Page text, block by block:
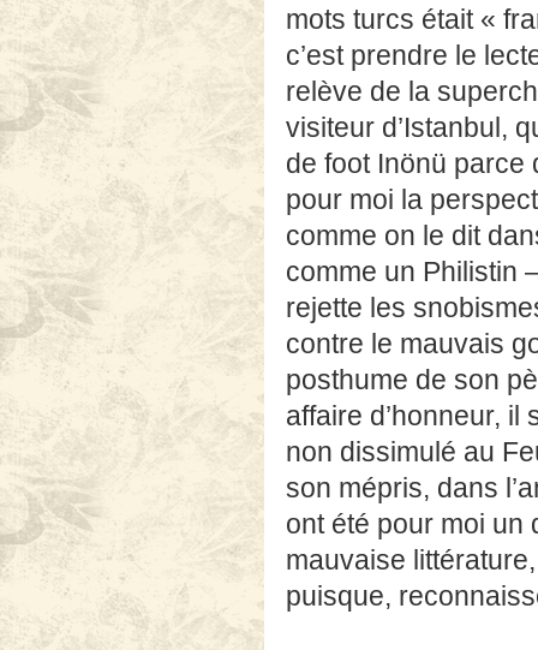
mots turcs était «
c’est prendre le
relève de la
visiteur d’Istanbul,
de foot Inönü parce
pour moi la
comme on le dit
comme un Philistin
rejette les
contre le mauvais
posthume de son
affaire d’honneur, il
non dissimulé au
son mépris, dans
ont été pour moi un
mauvaise
puisque,